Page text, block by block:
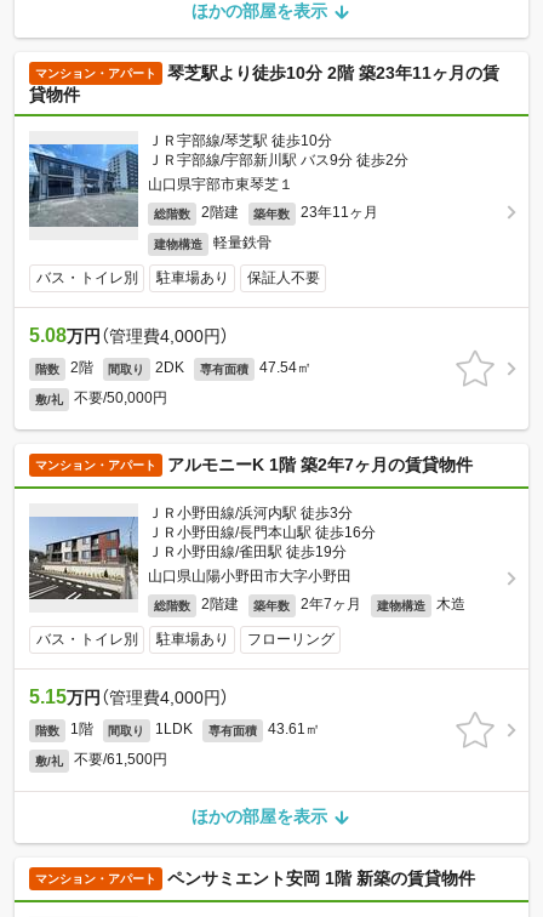
ほかの部屋を表示
マンション・アパート
琴芝駅より徒歩10分 2階 築23年11ヶ月の賃
貸物件
ＪＲ宇部線/琴芝駅 徒歩10分
ＪＲ宇部線/宇部新川駅 バス9分 徒歩2分
山口県宇部市東琴芝１
総階数 2階建 築年数 23年11ヶ月
建物構造 軽量鉄骨
バス・トイレ別 駐車場あり 保証人不要
5.08万円 （管理費4,000円）
階数 2階 間取り 2DK 専有面積 47.54㎡
敷/礼 不要/50,000円
マンション・アパート アルモニーK 1階 築2年7ヶ月の賃貸物件
ＪＲ小野田線/浜河内駅 徒歩3分
ＪＲ小野田線/長門本山駅 徒歩16分
ＪＲ小野田線/雀田駅 徒歩19分
山口県山陽小野田市大字小野田
総階数 2階建 築年数 2年7ヶ月 建物構造 木造
バス・トイレ別 駐車場あり フローリング
5.15万円 （管理費4,000円）
階数 1階 間取り 1LDK 専有面積 43.61㎡
敷/礼 不要/61,500円
ほかの部屋を表示
マンション・アパート ペンサミエント安岡 1階 新築の賃貸物件